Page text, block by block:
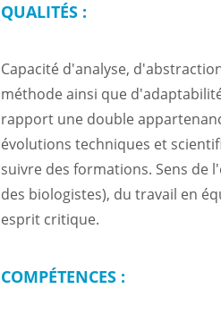
QUALITÉS :
Capacité d'analyse,
méthode ainsi que
rapport une double
évolutions techniques et
suivre des formations. Sens de
des biologistes), du travail en
esprit critique.
COMPÉTENCES :